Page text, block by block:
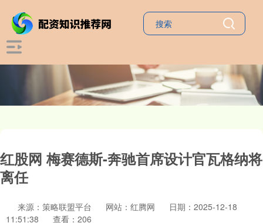
红股网 梅赛德斯-奔驰首席设计官瓦格纳将
离任
来源：策略联盟平台 网站：红腾网
日期：2025-12-18
11:51:38
查看：206